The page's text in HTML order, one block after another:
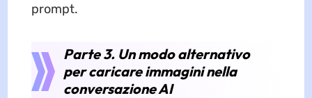
prompt.
Parte 3. Un modo alternativo
per caricare immagini nella
conversazione AI